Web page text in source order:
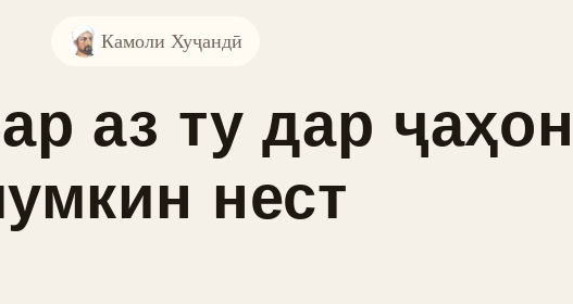
Камоли Хуҷандӣ
аз ту дар ҷаҳон
нест